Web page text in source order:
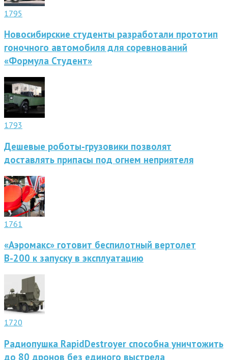
1795
Новосибирские студенты разработали прототип
гоночного автомобиля для соревнований
«Формула Студент»
1793
Дешевые роботы-грузовики позволят
доставлять припасы под огнем неприятеля
1761
«Аэромакс» готовит беспилотный вертолет
В-200 к запуску в эксплуатацию
1720
Радиопушка RapidDestroyer способна уничтожить
до 80 дронов без единого выстрела